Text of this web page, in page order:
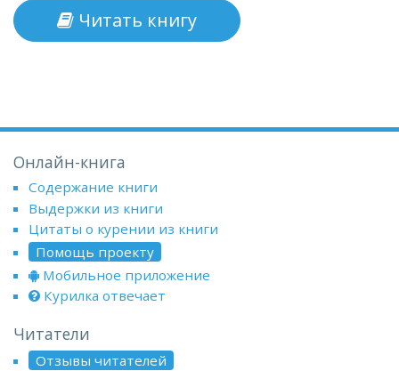
Читать книгу
Онлайн-книга
Содержание книги
Выдержки из книги
Цитаты о курении из книги
Помощь проекту
Мобильное приложение
Курилка отвечает
Читатели
Отзывы читателей